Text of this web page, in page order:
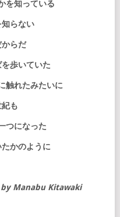
を知っている
らない
からだ
歩いていた
触れたみたいに
紀も
つになった
かのように
Manabu Kitawaki